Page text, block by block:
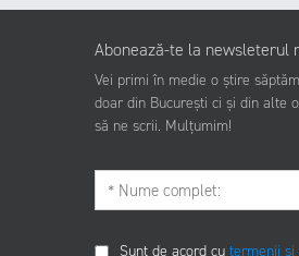
Abonează-te la newsleterul
Vei primi în medie o știre
doar din București ci și din alte
să ne scrii. Mulțumim!
Sunt de acord cu termenii și